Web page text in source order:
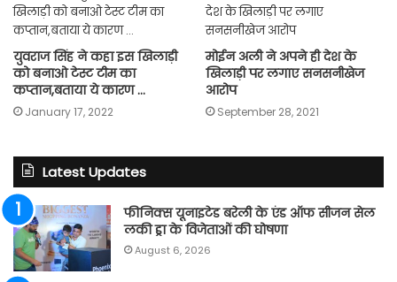
युवराज सिंह ने कहा इस खिलाड़ी
को बनाओ टेस्ट टीम का
कप्तान,बताया ये कारण …
January 17, 2022
मोईन अली ने अपने ही देश के
खिलाड़ी पर लगाए सनसनीखेज
आरोप
September 28, 2021
Latest Updates
फीनिक्स यूनाइटेड बरेली के एंड ऑफ सीजन सेल
लकी ड्रा के विजेताओं की घोषणा
August 6, 2026